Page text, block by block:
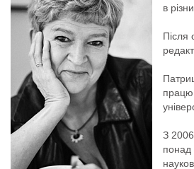
в
Після
З
понад